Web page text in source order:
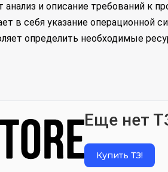
анализ и описание требований к
в себя указание операционной
определить необходимые
Еще нет
Купить ТЗ!